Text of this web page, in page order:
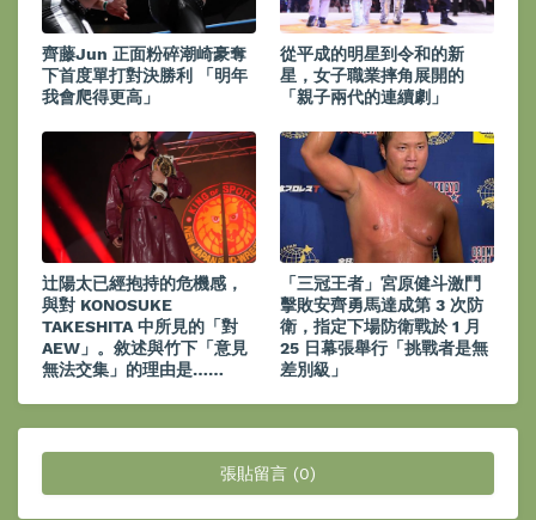
齊藤Jun 正面粉碎潮崎豪奪
下首度單打對決勝利 「明年
我會爬得更高」
從平成的明星到令和的新
星，女子職業摔角展開的
「親子兩代的連續劇」
辻陽太已經抱持的危機感，
與對 KONOSUKE
TAKESHITA 中所見的「對
AEW」。敘述與竹下「意見
無法交集」的理由是……
「三冠王者」宮原健斗激鬥
擊敗安齊勇馬達成第 3 次防
衛，指定下場防衛戰於 1 月
25 日幕張舉行「挑戰者是無
差別級」
張貼留言 (0)